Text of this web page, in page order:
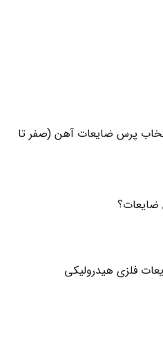
پرس ضایعات آهن (صفر تا
ضایعات؟
فلزی هیدرولیکی